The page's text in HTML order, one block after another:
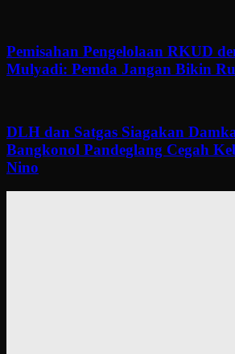
Pemisahan Pengelolaan RKUD
Mulyadi: Pemda Jangan Bikin
DLH dan Satgas Siagakan
Bangkonol Pandeglang Cegah
Nino